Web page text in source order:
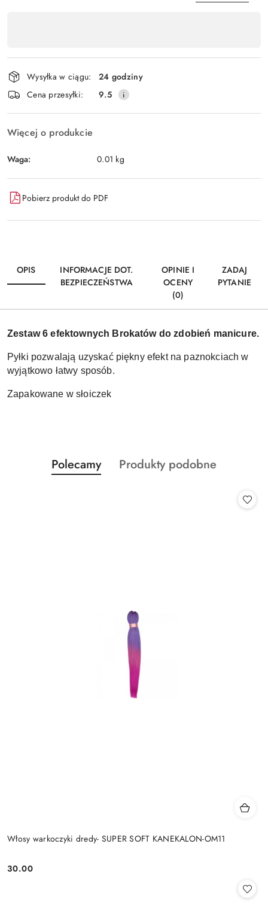
płatność
i
dostawa
Wysyłka w ciągu:
24 godziny
Cena przesyłki:
9.5
Więcej o produkcie
Waga: 0.01 kg
Pobierz produkt do PDF
OPIS
INFORMACJE DOT.
BEZPIECZEŃSTWA
OPINIE I
OCENY
(0)
ZADAJ
PYTANIE
Zestaw 6 efektownych Brokatów do zdobień manicure.
Pyłki pozwalają uzyskać piękny efekt na paznokciach w
wyjątkowo łatwy sposób.
Zapakowane w słoiczek
Pomiń karuzelę produktów
Produkty
o
Polecamy
Produkty
Produkty podobne
Włosy warkoczyki dredy- SUPER SOFT KANEKALON-OM11
Cena:
30.00